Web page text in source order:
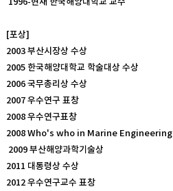
1996-현재 한국해양대학교 교수
[포상]
2003 부산시장상 수상
2005 한국해양대학교 학술대상 수상
2006 국무총리상 수상
2007 우수연구 표창
2008 우수연구표창
2008 Who's who in Marine Engineering
2009 부산해양과학기술상
2011 대통령상 수상
2012 우수연구교수 표창